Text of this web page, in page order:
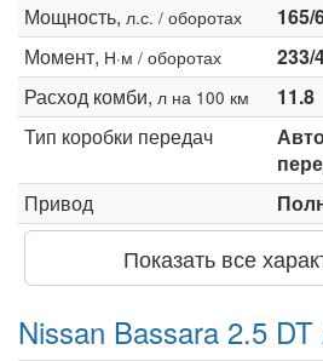
Мощность, л.с. / оборотах
165/
Момент, Н·м / оборотах
233/
Расход комби, л на 100 км
11.8
Тип коробки передач
Привод
Показать все
Nissan Bassara 2.5 DT